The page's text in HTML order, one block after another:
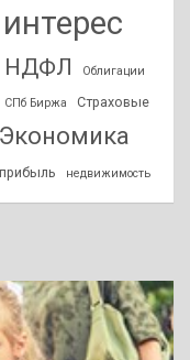
НДФЛ Облигации
СПб Биржа Страховые
Экономика
недвижимость